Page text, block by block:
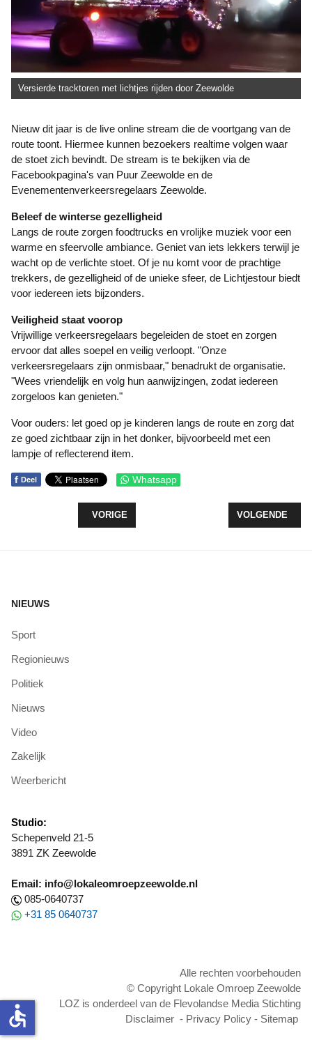
Versierde tracktoren met lichtjes rijden door Zeewolde
Nieuw dit jaar is de live online stream die de voortgang van de
route toont. Hiermee kunnen bezoekers realtime volgen waar
de stoet zich bevindt. De stream is te bekijken via de
Facebookpagina's van Puur Zeewolde en de
Evenementenverkeersregelaars Zeewolde.
Beleef de winterse gezelligheid
Langs de route zorgen foodtrucks en vrolijke muziek voor een
warme en sfeervolle ambiance. Geniet van iets lekkers terwijl je
wacht op de verlichte stoet. Of je nu komt voor de prachtige
trekkers, de gezelligheid of de unieke sfeer, de Lichtjestour biedt
voor iedereen iets bijzonders.
Veiligheid staat voorop
Vrijwillige verkeersregelaars begeleiden de stoet en zorgen
ervoor dat alles soepel en veilig verloopt. "Onze
verkeersregelaars zijn onmisbaar," benadrukt de organisatie.
"Wees vriendelijk en volg hun aanwijzingen, zodat iedereen
zorgeloos kan genieten."
Voor ouders: let goed op je kinderen langs de route en zorg dat
ze goed zichtbaar zijn in het donker, bijvoorbeeld met een
lampje of reflecterend item.
f Deel Whatsapp
VORIG ARTIKEL: DORPSQUIZ ZEEWOLDE ‘K
VORIGE VOLGENDE
VOLGENDE
NIEUWS
Sport
Regionieuws
Politiek
Nieuws
Video
Zakelijk
Weerbericht
Studio:
Schepenveld 21-5
3891 ZK Zeewolde
Email: info@lokaleomroepzeewolde.nl
085-0640737
+31 85 0640737
Alle rechten voorbehouden
© Copyright Lokale Omroep Zeewolde
LOZ is onderdeel van de Flevolandse Media Stichting
Disclaimer - Privacy Policy - Sitemap
accessible